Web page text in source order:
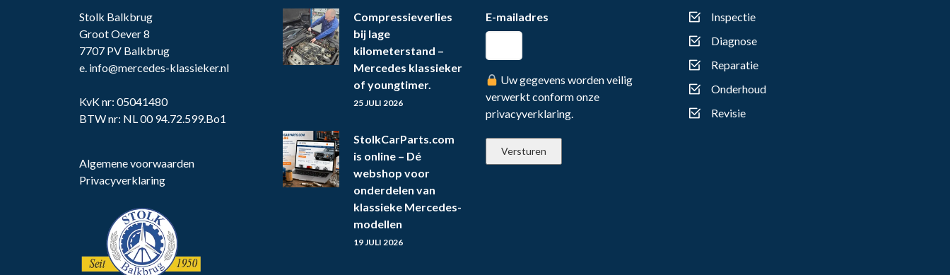
Stolk Balkbrug
Groot Oever 8
7707 PV Balkbrug
e. info@mercedes-klassieker.nl
KvK nr: 05041480
BTW nr: NL 00 94.72.599.Bo1
Algemene voorwaarden
Privacyverklaring
Compressieverlies
bij lage
kilometerstand –
Mercedes klassieker
of youngtimer.
25 JULI 2026
StolkCarParts.com
is online – Dé
webshop voor
onderdelen van
klassieke Mercedes-
modellen
19 JULI 2026
E-mailadres
Uw gegevens worden veilig
verwerkt conform onze
privacyverklaring.
Inspectie
Diagnose
Reparatie
Onderhoud
Revisie